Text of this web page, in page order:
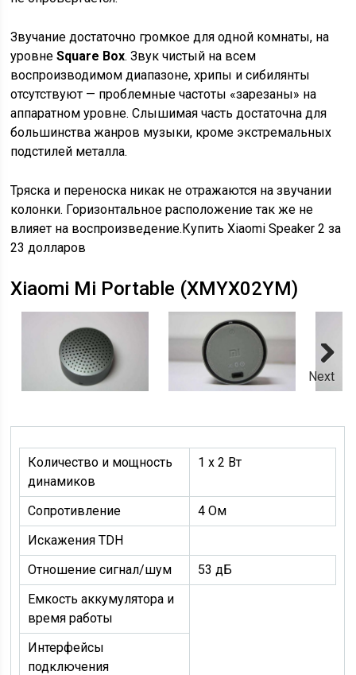
Звучание достаточно громкое для одной комнаты, на
уровнеSquare Box. Звук чистый на всем
воспроизводимом диапазоне, хрипы и сибилянты
отсутствуют — проблемные частоты «зарезаны» на
аппаратном уровне. Слышимая часть достаточна для
большинства жанров музыки, кроме экстремальных
подстилей металла.
Тряска и переноска никак не отражаются на звучании
колонки. Горизонтальное расположение так же не
влияет на воспроизведение.Купить Xiaomi Speaker 2 за
23 долларов
Xiaomi Mi Portable (XMYX02YM)
Next
Количество и мощность
динамиков
1 х 2 Вт
Сопротивление
4 Ом
Искажения TDH
Отношение сигнал/шум
53 дБ
Емкость аккумулятора и
время работы
Интерфейсы
подключения